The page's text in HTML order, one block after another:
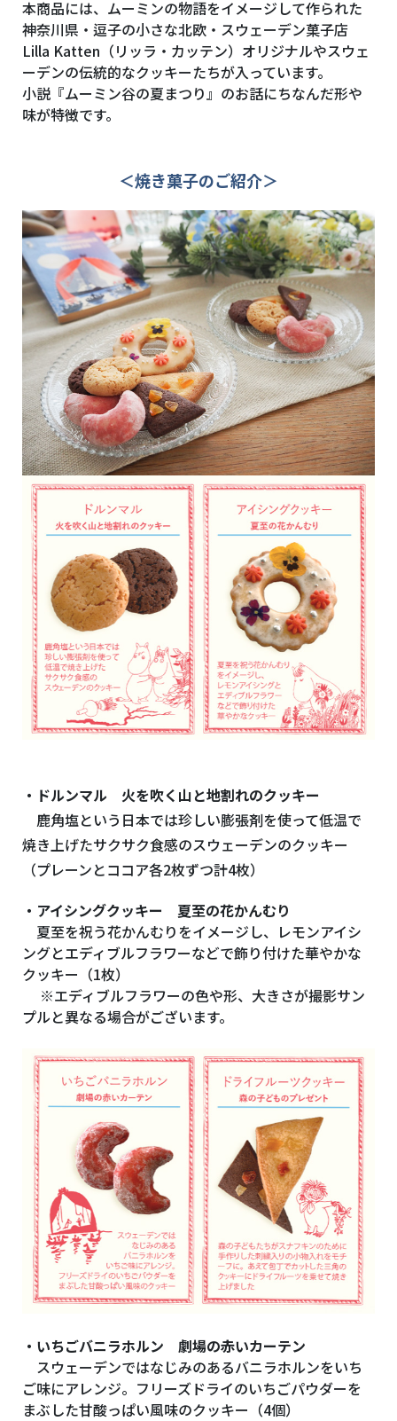
本商品には、ムーミンの物語をイメージして作られた
神奈川県・逗子の小さな北欧・スウェーデン菓子店
Lilla Katten（リッラ・カッテン） オリジナルやスウェ
ーデンの伝統的なクッキーたちが入っています。
小説『ムーミン谷の夏まつり』のお話にちなんだ形や
味が特徴です。
＜焼き菓子のご紹介＞
・ドルンマル 火を吹く山と地割れのクッキー
鹿角塩という日本では珍しい膨張剤を使って低温で
焼き上げたサクサク食感のスウェーデンのクッキー
（プレーンとココア各2枚ずつ計4枚）
・アイシングクッキー 夏至の花かんむり
夏至を祝う花かんむりをイメージし、レモンアイシ
ングとエディブルフラワーなどで飾り付けた華やかな
クッキー（1枚）
※エディブルフラワーの色や形、大きさが撮影サン
プルと異なる場合がございます。
・いちごバニラホルン 劇場の赤いカーテン
スウェーデンではなじみのあるバニラホルンをいち
ご味にアレンジ。フリーズドライのいちごパウダーを
まぶした甘酸っぱい風味のクッキー（4個）